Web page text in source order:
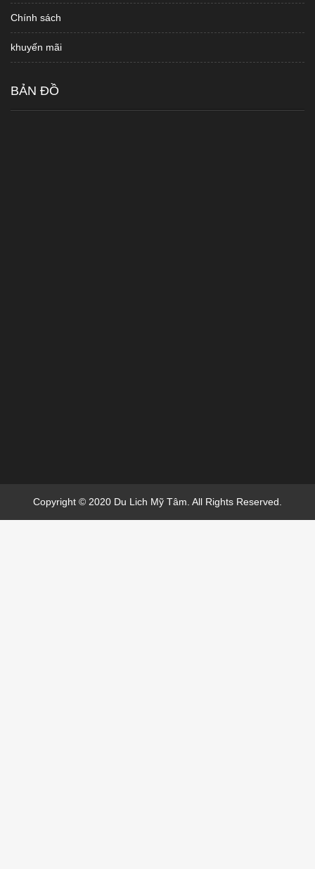
Chính sách
khuyến mãi
BẢN ĐỒ
Copyright © 2020 Du Lich Mỹ Tâm. All Rights Reserved.